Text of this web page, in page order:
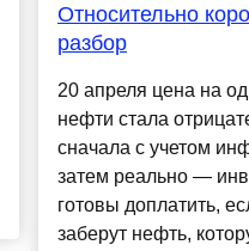
Относительно
разбор
20 апреля цена на
нефти стала
сначала с учетом
затем реально —
готовы доплатить,
заберут нефть,